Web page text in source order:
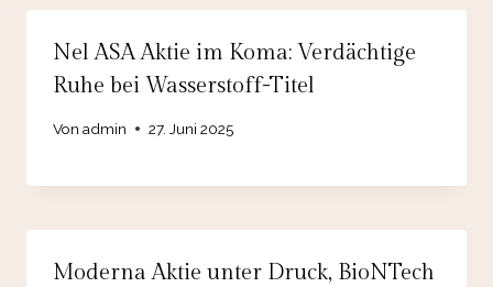
Nel ASA Aktie im Koma: Verdächtige
Ruhe bei Wasserstoff-Titel
Von admin 27. Juni 2025
Moderna Aktie unter Druck, BioNTech